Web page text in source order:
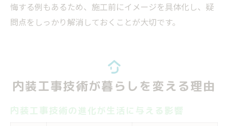
悔する例もあるため、施工前にイメージを具体化し、疑
問点をしっかり解消しておくことが大切です。
内装工事技術が暮らしを変える理由
内装工事技術の進化が生活に与える影響